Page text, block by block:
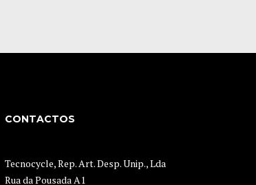
CONTACTOS
Tecnocycle, Rep. Art. Desp. Unip., Lda
Rua da Pousada A1